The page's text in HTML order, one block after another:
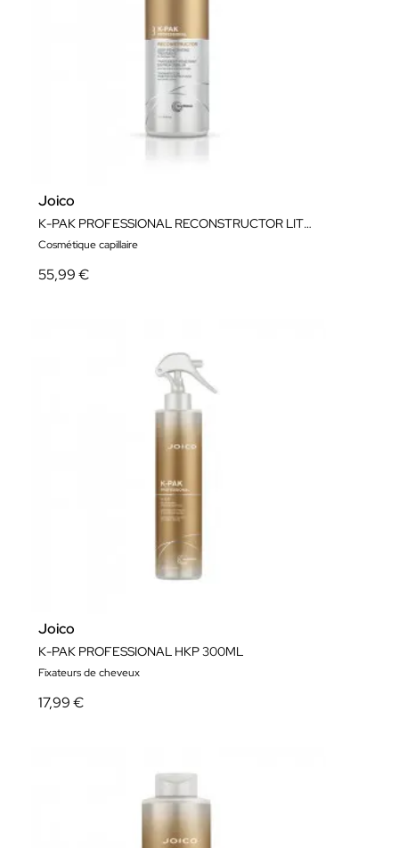
Joico
K-PAK PROFESSIONAL RECONSTRUCTOR LITER 1000ML
Cosmétique capillaire
55,99 €
Joico
K-PAK PROFESSIONAL HKP 300ML
Fixateurs de cheveux
17,99 €